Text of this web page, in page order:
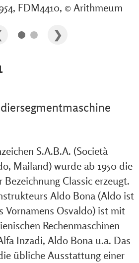
FDM4410, © Arithmeum
S.A.B.A. (Società
Mailand) wurde ab 1950 die
Classic erzeugt.
Aldo Bona (Aldo ist
Vornamens Osvaldo) ist mit
Rechenmaschinen
Inzadi, Aldo Bona u.a. Das
übliche Ausstattung einer